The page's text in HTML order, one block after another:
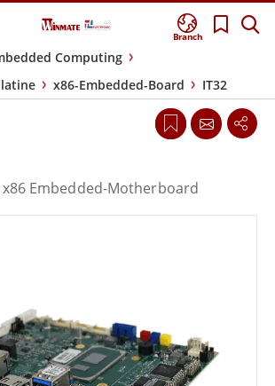
Branch
Computing
x86-Embedded-Board IT32
Embedded-Motherboard